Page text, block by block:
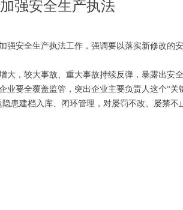
强安全生产执法
安全生产执法工作，强调要以落实新修改的
，较大事故、重大事故持续反弹，暴露出安
要全覆盖监管，突出企业主要负责人这个“关
患建档入库、闭环管理，对屡罚不改、屡禁